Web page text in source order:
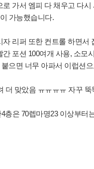
로 가서 엠피 다 채우고 다시
가능했습니다.
자 리퍼 또한 컨트롤 하면서
간 포션 100여개 사용, 소모
으면 너무 아파서 이럽션
더 맞았음 ㅠㅠㅠㅠ 자꾸 뚝
4층은 70렙마명23 이상부터